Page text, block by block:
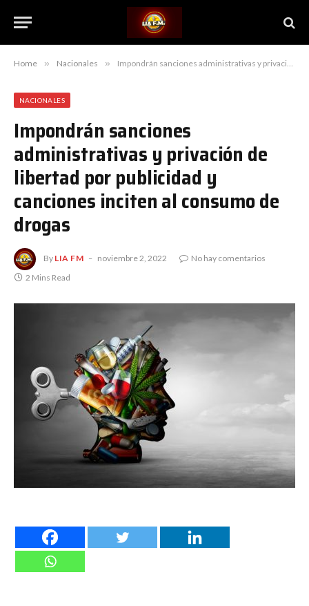
Home » Nacionales » Impondrán sanciones administrativas y privación de libertad por publicidad y canciones inciten al consumo de drogas
NACIONALES
Impondrán sanciones
administrativas y privación de
libertad por publicidad y
canciones inciten al consumo de
drogas
By LIA FM noviembre 2, 2022
No hay comentarios
2 Mins Read